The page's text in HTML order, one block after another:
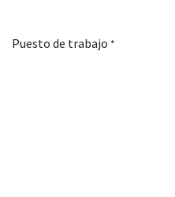
Puesto de trabajo *